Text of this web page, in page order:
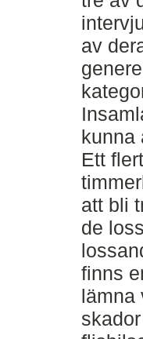
av
kunna
Ett
att bli
de
finns
lämna